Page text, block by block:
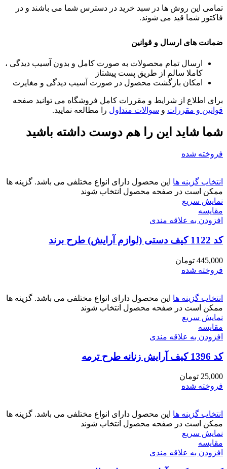
تمامی این روش ها در سبد خرید در دسترس شما می باشند و در
فاکتور شما قید می شوند.
ضمانت های ارسال و قوانین
ارسال تمام محصولات به صورت کامل و بدون آسیب دیدگی ،
کاملا سالم از طریق پست پیشتاز
امکان بازگشت محصول در صورت آسیب دیدگی و مغایرت
برای اطلاع از شرایط و مقررات کامل فروشگاه می توانید صفحه
قوانین و مقررات و سوالات متداول را مطالعه نمایید.
شما شاید این را هم دوست داشته باشید
فروخته شده
انتخاب گزینه ها این محصول دارای انواع مختلفی می باشد. گزینه ها
ممکن است در صفحه محصول انتخاب شوند
نمایش سریع
مقايسه
افزودن به علاقه مندی
کد 1122 کیف دستی (لوازم آرایش) طرح برند
445,000 تومان
فروخته شده
انتخاب گزینه ها این محصول دارای انواع مختلفی می باشد. گزینه ها
ممکن است در صفحه محصول انتخاب شوند
نمایش سریع
مقايسه
افزودن به علاقه مندی
کد 1396 کیف آرایش زنانه طرح ترمه
25,000 تومان
فروخته شده
انتخاب گزینه ها این محصول دارای انواع مختلفی می باشد. گزینه ها
ممکن است در صفحه محصول انتخاب شوند
نمایش سریع
مقايسه
افزودن به علاقه مندی